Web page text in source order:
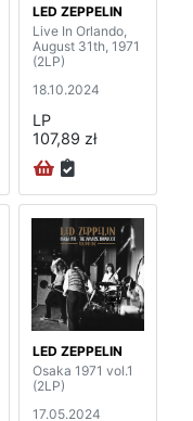
LED ZEPPELIN
Live In Orlando,
August 31th, 1971
(2LP)
18.10.2024
LP
107,89 zł
LED ZEPPELIN
Osaka 1971 vol.1
(2LP)
17.05.2024